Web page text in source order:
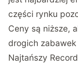
części rynku
Ceny są niższe,
drogich zabawek
Najtańszy